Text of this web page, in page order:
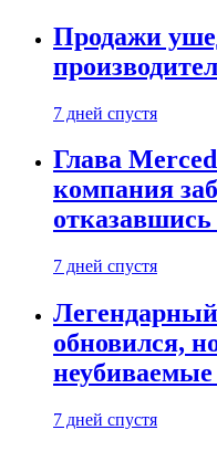
Продажи
7 дней спустя
Глава
компания
7 дней спустя
обновился,
7 дней спустя